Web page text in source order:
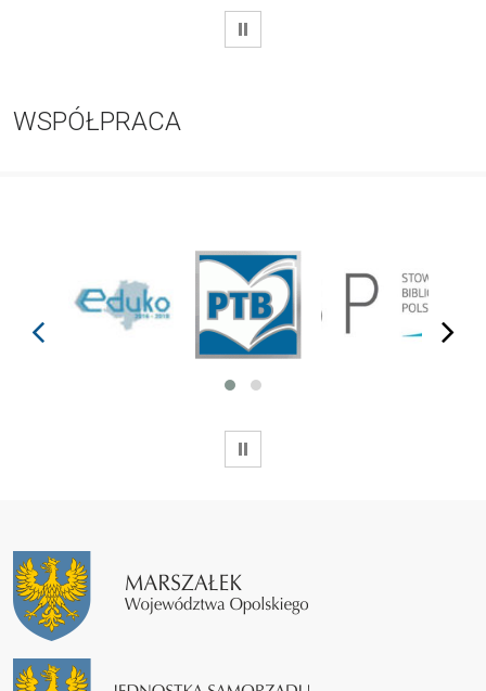
WSTRZYMAJ
WSPÓŁPRACA
prev next
WSTRZYMAJ